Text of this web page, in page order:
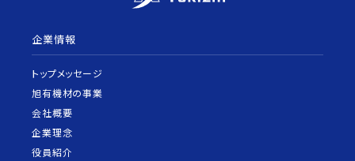
企業情報
トップメッセージ
旭有機材の事業
会社概要
企業理念
役員紹介